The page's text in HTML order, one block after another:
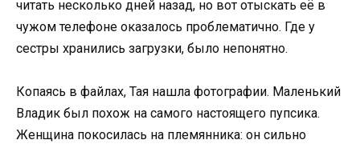
читать несколько дней назад, но вот отыскать её в
чужом телефоне оказалось проблематично. Где у
сестры хранились загрузки, было непонятно.
Копаясь в файлах, Тая нашла фотографии. Маленький
Владик был похож на самого настоящего пупсика.
Женщина покосилась на племянника: он сильно